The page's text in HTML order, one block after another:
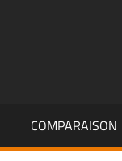
COMPARAISON